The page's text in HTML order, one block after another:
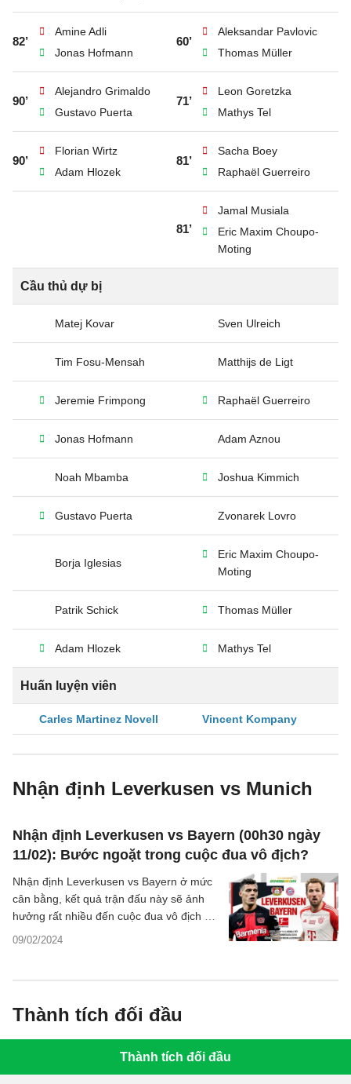
82’
Amine Adli
Jonas Hofmann
60’
Aleksandar Pavlovic
Thomas Müller
90’
Alejandro Grimaldo
Gustavo Puerta
71’
Leon Goretzka
Mathys Tel
90’
Florian Wirtz
Adam Hlozek
81’
Sacha Boey
Raphaël Guerreiro
81’
Jamal Musiala
Eric Maxim Choupo-
Moting
Cầu thủ dự bị
Matej Kovar Sven Ulreich
Tim Fosu-Mensah Matthijs de Ligt
Jeremie Frimpong Raphaël Guerreiro
Jonas Hofmann Adam Aznou
Noah Mbamba Joshua Kimmich
Gustavo Puerta Zvonarek Lovro
Borja Iglesias
Eric Maxim Choupo-
Moting
Patrik Schick Thomas Müller
Adam Hlozek Mathys Tel
Huấn luyện viên
Carles Martinez Novell Vincent Kompany
Nhận định Leverkusen vs Munich
Nhận định Leverkusen vs Bayern (00h30 ngày
11/02): Bước ngoặt trong cuộc đua vô địch?
09/02/2024
Nhận định Leverkusen vs Bayern ở mức
cân bằng, kết quả trận đấu này sẽ ảnh
hưởng rất nhiều đến cuộc đua vô địch ở
Bundesliga mùa giải năm nay.
Thành tích đối đầu
Thành tích đối đầu